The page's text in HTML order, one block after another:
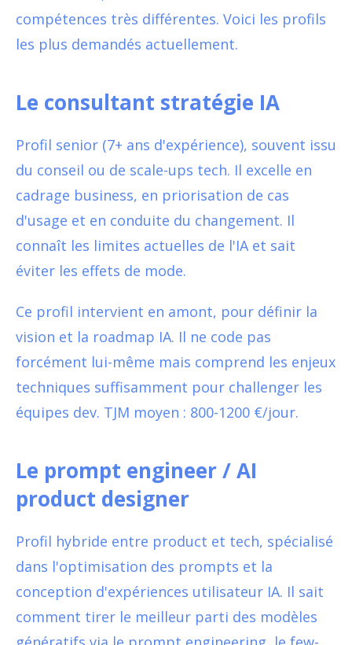
compétences très différentes. Voici les profils
les plus demandés actuellement.
Le consultant stratégie IA
Profil senior (7+ ans d'expérience), souvent issu
du conseil ou de scale-ups tech. Il excelle en
cadrage business, en priorisation de cas
d'usage et en conduite du changement. Il
connaît les limites actuelles de l'IA et sait
éviter les effets de mode.
Ce profil intervient en amont, pour définir la
vision et la roadmap IA. Il ne code pas
forcément lui-même mais comprend les enjeux
techniques suffisamment pour challenger les
équipes dev. TJM moyen : 800-1200 €/jour.
Le prompt engineer / AI
product designer
Profil hybride entre product et tech, spécialisé
dans l'optimisation des prompts et la
conception d'expériences utilisateur IA. Il sait
comment tirer le meilleur parti des modèles